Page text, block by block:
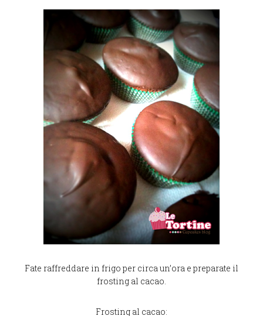
Fate raffreddare in frigo per circa un’ora e preparate il
frosting al cacao.
Frosting al cacao: